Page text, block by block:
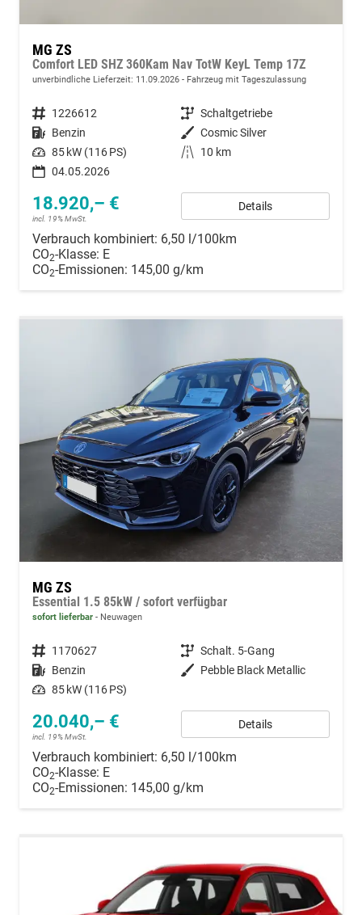
MG ZS
Comfort LED SHZ 360Kam Nav TotW KeyL Temp 17Z
unverbindliche Lieferzeit: 11.09.2026 Fahrzeug mit Tageszulassung
Fahrzeugnummer 1226612 Getriebe Schaltgetriebe
Kraftstoff Benzin Außenfarbe Cosmic Silver
Leistung 85 kW (116 PS) Kilometerstand
10 km
04.05.2026
18.920,– €
incl. 19% MwSt.
Details
Verbrauch kombiniert: 6,50 l/100km
CO2-Klasse: E
CO2-Emissionen: 145,00 g/km
MG ZS
Essential 1.5 85kW / sofort verfügbar
sofort lieferbar Neuwagen
Fahrzeugnummer 1170627 Getriebe Schalt. 5-Gang
Kraftstoff Benzin Außenfarbe Pebble Black Metallic
Leistung 85 kW (116 PS)
20.040,– €
incl. 19% MwSt.
Details
Verbrauch kombiniert: 6,50 l/100km
CO2-Klasse: E
CO2-Emissionen: 145,00 g/km